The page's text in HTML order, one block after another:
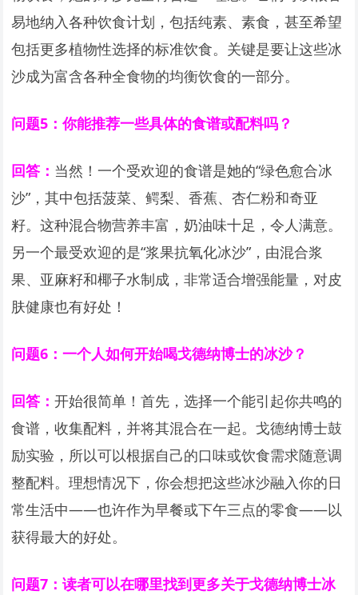
易地纳入各种饮食计划，包括纯素、素食，甚至希望
包括更多植物性选择的标准饮食。关键是要让这些冰
沙成为富含各种全食物的均衡饮食的一部分。
问题5：你能推荐一些具体的食谱或配料吗？
回答： 当然！一个受欢迎的食谱是她的“绿色愈合冰
沙”，其中包括菠菜、鳄梨、香蕉、杏仁粉和奇亚
籽。这种混合物营养丰富，奶油味十足，令人满意。
另一个最受欢迎的是“浆果抗氧化冰沙”，由混合浆
果、亚麻籽和椰子水制成，非常适合增强能量，对皮
肤健康也有好处！
问题6：一个人如何开始喝戈德纳博士的冰沙？
回答：开始很简单！首先，选择一个能引起你共鸣的
食谱，收集配料，并将其混合在一起。戈德纳博士鼓
励实验，所以可以根据自己的口味或饮食需求随意调
整配料。理想情况下，你会想把这些冰沙融入你的日
常生活中——也许作为早餐或下午三点的零食——以
获得最大的好处。
问题7：读者可以在哪里找到更多关于戈德纳博士冰